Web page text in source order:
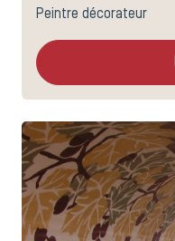
Peintre décorateur